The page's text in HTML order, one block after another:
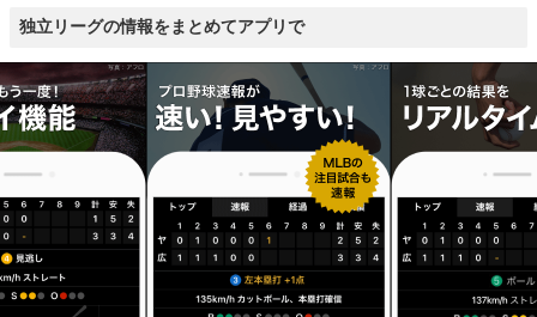
独立リーグの情報をまとめてアプリで